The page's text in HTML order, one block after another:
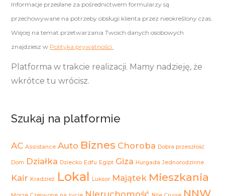
Informacje przesłane za pośrednictwem formularzy są
przechowywane na potrzeby obsługi klienta przez nieokreślony czas.
Więcej na temat przetwarzania Twoich danych osobowych
znajdziesz w Polityka prywatności.
Platforma w trakcie realizacji. Mamy nadzieję, że
wkrótce tu wrócisz.
Szukaj na platformie
AC Assistance Auto Biznes Choroba Dobra przeszłość
Dom Działka Dziecko Edfu Egipt Giza Hurgada Jednorodzinne
Kair Kradzież Lokal Luksor Majątek Mieszkania
NNW